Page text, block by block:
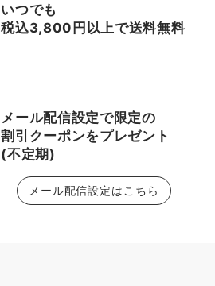
いつでも
税込3,800円以上で送料無料
メール配信設定で限定の
割引クーポンをプレゼント
(不定期)
メール配信設定はこちら